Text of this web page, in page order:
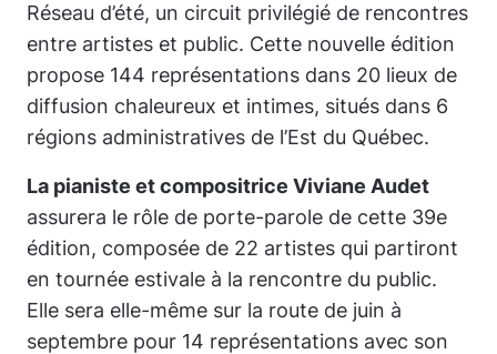
Réseau d’été, un circuit privilégié de rencontres
entre artistes et public. Cette nouvelle édition
propose 144 représentations dans 20 lieux de
diffusion chaleureux et intimes, situés dans 6
régions administratives de l’Est du Québec.
La pianiste et compositrice Viviane Audet
assurera le rôle de porte-parole de cette 39e
édition, composée de 22 artistes qui partiront
en tournée estivale à la rencontre du public.
Elle sera elle-même sur la route de juin à
septembre pour 14 représentations avec son